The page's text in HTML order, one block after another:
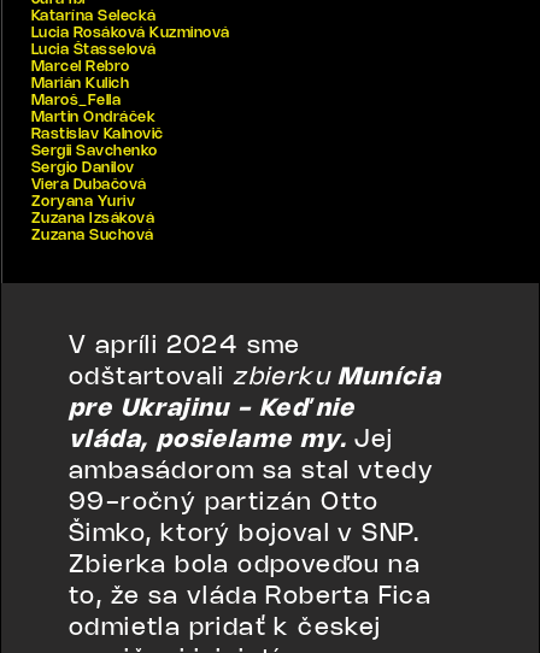
V apríli 2024 sme
odštartovalizbierkuMunícia
pre Ukrajinu - Keď nie
vláda, posielame my. Jej
ambasádorom sa stal vtedy
99-ročný partizán Otto
Šimko, ktorý bojoval v SNP.
Zbierka bola odpoveďou na
to, že sa vláda Roberta Fica
odmietla pridať k českej
Katarína Selecká
Lucia Rosáková Kuzminová
Lucia Štasselová
Marcel Rebro
Marián Kulich
Maroš_Fella
Martin Ondráček
Rastislav Kalnovič
Sergii Savchenko
Sergio Danilov
Viera Dubačová
Zoryana Yuriv
Zuzana Izsáková
Zuzana Suchová